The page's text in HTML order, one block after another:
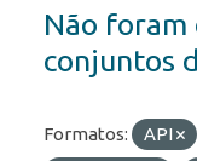
Não foram
conjuntos
Formatos: API